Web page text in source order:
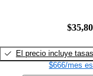
El precio incluye tasas
$666/mes